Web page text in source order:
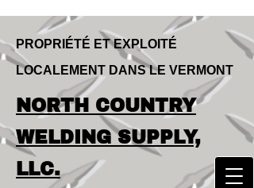
LOCALLY OWNED & OPERATED IN
VERMONT
NORTH COUNTRY
WELDING SUPPLY,
LLC
PROPRIÉTÉ ET EXPLOITÉ
LOCALEMENT DANS LE VERMONT
NORTH COUNTRY
WELDING SUPPLY,
LLC.